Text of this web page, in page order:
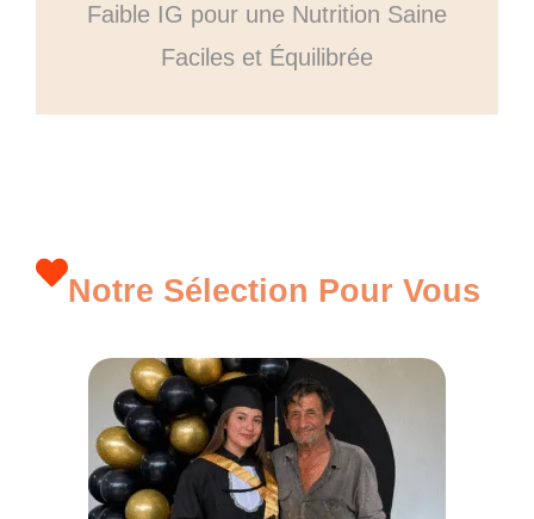
Faible IG pour une Nutrition Saine
Faciles et Équilibrée
Notre Sélection Pour Vous